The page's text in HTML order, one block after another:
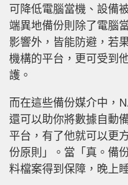
可降低電腦當機、設備
端異地備份則除了電腦
影響外，皆能防避，若
機構的平台，更可受到
護。
而在這些備份媒介中，
還可以助你將數據自動
平台，有了他就可以更
份原則」。當「真。備
料檔案得到保障，晚上